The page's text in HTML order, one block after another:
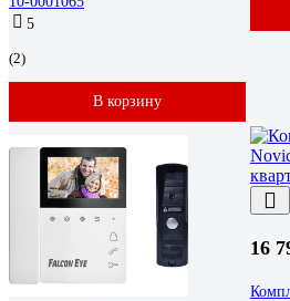
5
(2)
В корзину
16